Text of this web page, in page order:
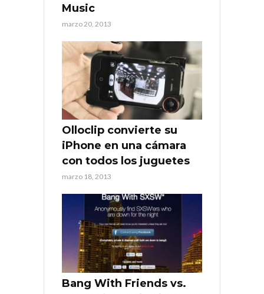
Music
marzo 20, 2013
Olloclip convierte su
iPhone en una cámara
con todos los juguetes
marzo 18, 2013
Bang With Friends vs.